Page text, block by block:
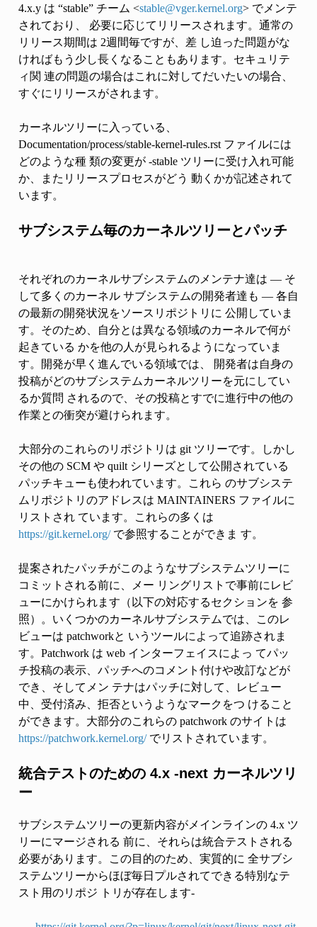
4.x.y は “stable” チーム <stable@vger.kernel.org> でメンテ
されており、 必要に応じてリリースされます。通常の
リリース期間は 2週間毎ですが、差 し迫った問題がな
ければもう少し長くなることもあります。セキュリテ
ィ関 連の問題の場合はこれに対してだいたいの場合、
すぐにリリースがされます。
カーネルツリーに入っている、
Documentation/process/stable-kernel-rules.rst ファイルには
どのような種 類の変更が -stable ツリーに受け入れ可能
か、またリリースプロセスがどう 動くかが記述されて
います。
サブシステム毎のカーネルツリーとパッチ
それぞれのカーネルサブシステムのメンテナ達は — そ
して多くのカーネル サブシステムの開発者達も — 各自
の最新の開発状況をソースリポジトリに 公開していま
す。そのため、自分とは異なる領域のカーネルで何が
起きている かを他の人が見られるようになっていま
す。開発が早く進んでいる領域では、 開発者は自身の
投稿がどのサブシステムカーネルツリーを元にしてい
るか質問 されるので、その投稿とすでに進行中の他の
作業との衝突が避けられます。
大部分のこれらのリポジトリは git ツリーです。しかし
その他の SCM や quilt シリーズとして公開されている
パッチキューも使われています。これら のサブシステ
ムリポジトリのアドレスは MAINTAINERS ファイルに
リストされ ています。これらの多くは
https://git.kernel.org/で参照することができま す。
提案されたパッチがこのようなサブシステムツリーに
コミットされる前に、メー リングリストで事前にレビ
ューにかけられます（以下の対応するセクションを 参
照）。いくつかのカーネルサブシステムでは、このレ
ビューは patchworkと いうツールによって追跡されま
す。Patchwork は web インターフェイスによっ てパッ
チ投稿の表示、パッチへのコメント付けや改訂などが
でき、そしてメン テナはパッチに対して、レビュー
中、受付済み、拒否というようなマークをつ けること
ができます。大部分のこれらの patchwork のサイトは
https://patchwork.kernel.org/でリストされています。
統合テストのための 4.x -next カーネルツリ
ー
サブシステムツリーの更新内容がメインラインの 4.x ツ
リーにマージされる 前に、それらは統合テストされる
必要があります。この目的のため、実質的に 全サブシ
ステムツリーからほぼ毎日プルされてできる特別なテ
スト用のリポジ トリが存在します-